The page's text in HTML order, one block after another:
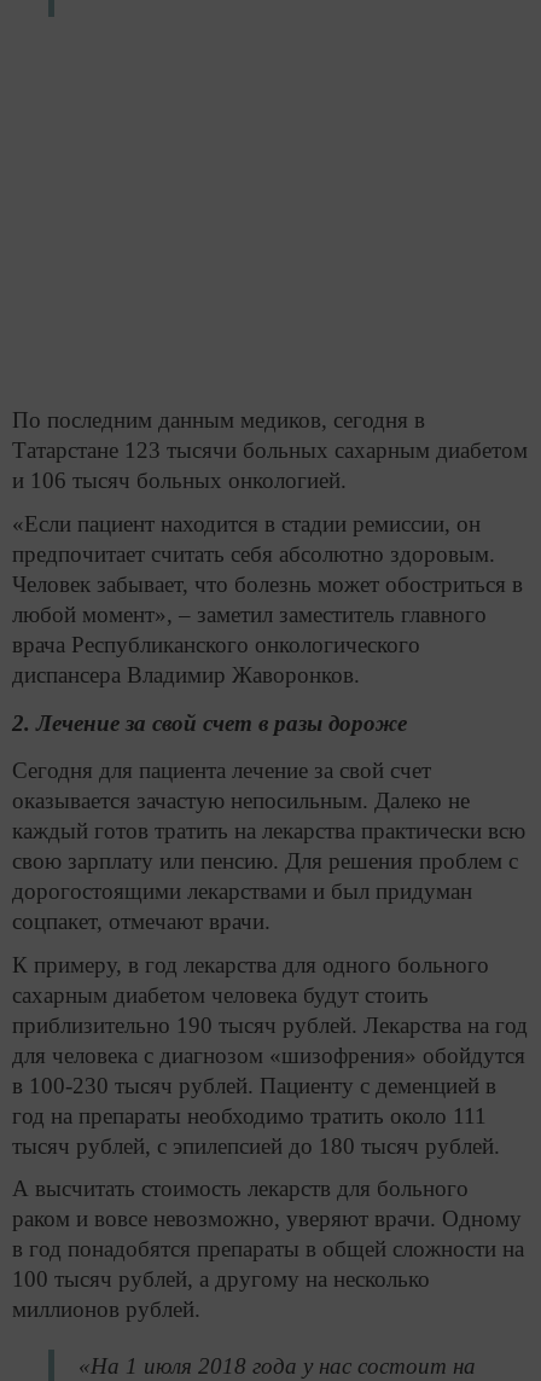
По последним данным медиков, сегодня в
Татарстане 123 тысячи больных сахарным диабетом
и 106 тысяч больных онкологией.
«Если пациент находится в стадии ремиссии, он
предпочитает считать себя абсолютно здоровым.
Человек забывает, что болезнь может обостриться в
любой момент», – заметил заместитель главного
врача Республиканского онкологического
диспансера Владимир Жаворонков.
2. Лечение за свой счет в разы дороже
Сегодня для пациента лечение за свой счет
оказывается зачастую непосильным. Далеко не
каждый готов тратить на лекарства практически всю
свою зарплату или пенсию. Для решения проблем с
дорогостоящими лекарствами и был придуман
соцпакет, отмечают врачи.
К примеру, в год лекарства для одного больного
сахарным диабетом человека будут стоить
приблизительно 190 тысяч рублей. Лекарства на год
для человека с диагнозом «шизофрения» обойдутся
в 100-230 тысяч рублей. Пациенту с деменцией в
год на препараты необходимо тратить около 111
тысяч рублей, с эпилепсией до 180 тысяч рублей.
А высчитать стоимость лекарств для больного
раком и вовсе невозможно, уверяют врачи. Одному
в год понадобятся препараты в общей сложности на
100 тысяч рублей, а другому на несколько
миллионов рублей.
«На 1 июля 2018 года у нас состоит на